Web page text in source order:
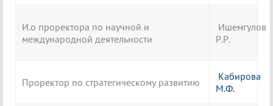
И.о проректора по научной и
международной деятельности
Ишемгулов
Р.Р.
Проректор по стратегическому развитию
Кабирова
М.Ф.